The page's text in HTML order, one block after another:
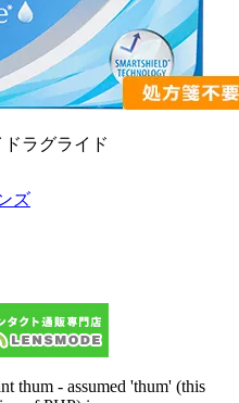
ラグライド
ズ
thum - assumed 'thum' (this